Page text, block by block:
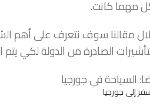
مهما كانت.
مقالنا سوف نتعرف على أهم
الصادرة من الدولة لكي
السياحة في جورجيا
إلى جورجيا